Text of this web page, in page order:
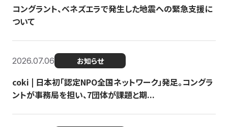
コングラント、ベネズエラで発生した地震への緊急支援に
ついて
2026.07.06 お知らせ
coki | 日本初「認定NPO全国ネットワーク」発足。コングラ
ントが事務局を担い、7団体が課題と期...